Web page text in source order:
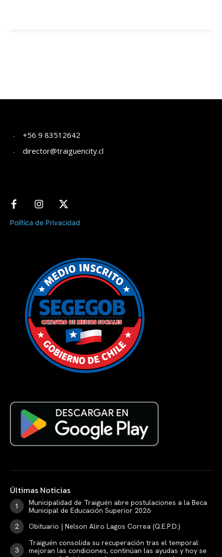
+56 9 83512642
director@traiguencity.cl
Política de Privacidad
Últimas Noticias
Municipalidad de Traiguén abre postulaciones a la Beca
Municipal de Educación Superior 2026
Obituario | Nelson Aliro Lagos Correa (Q.E.P.D.)
Traiguén consolida su recuperación tras el temporal:
mejoran las condiciones, continúan las ayudas y hoy se